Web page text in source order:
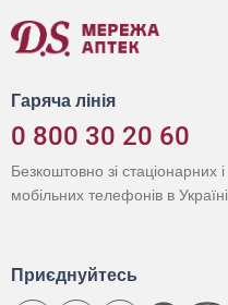
Гаряча лінія
0 800 30 20 60
Безкоштовно зі стаціонарних і
мобільних телефонів в Україні
Приєднуйтесь